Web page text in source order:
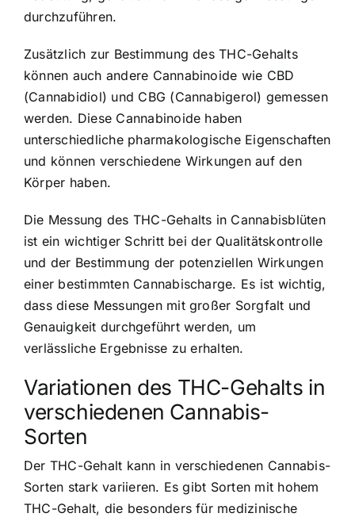
durchzuführen.
Zusätzlich zur Bestimmung des THC-Gehalts
können auch andere Cannabinoide wie CBD
(Cannabidiol) und CBG (Cannabigerol) gemessen
werden. Diese Cannabinoide haben
unterschiedliche pharmakologische Eigenschaften
und können verschiedene Wirkungen auf den
Körper haben.
Die Messung des THC-Gehalts in Cannabisblüten
ist ein wichtiger Schritt bei der Qualitätskontrolle
und der Bestimmung der potenziellen Wirkungen
einer bestimmten Cannabischarge. Es ist wichtig,
dass diese Messungen mit großer Sorgfalt und
Genauigkeit durchgeführt werden, um
verlässliche Ergebnisse zu erhalten.
Variationen des THC-Gehalts in
verschiedenen Cannabis-
Sorten
Der THC-Gehalt kann in verschiedenen Cannabis-
Sorten stark variieren. Es gibt Sorten mit hohem
THC-Gehalt, die besonders für medizinische